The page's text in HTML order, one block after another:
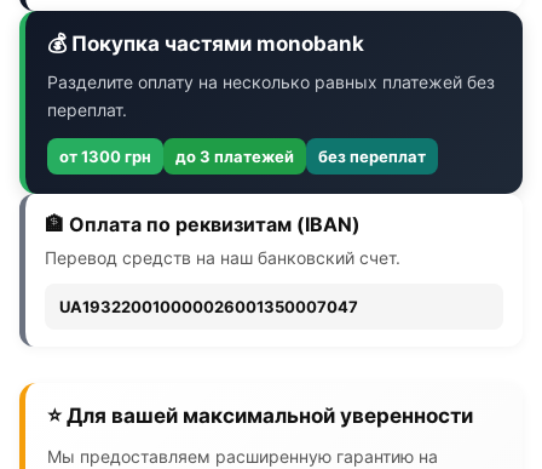
💰 Покупка частями monobank
Разделите оплату на несколько равных платежей без
переплат.
от 1300 грн до 3 платежей без переплат
🏦 Оплата по реквизитам (IBAN)
Перевод средств на наш банковский счет.
UA193220010000026001350007047
⭐ Для вашей максимальной уверенности
Мы предоставляем расширенную гарантию на